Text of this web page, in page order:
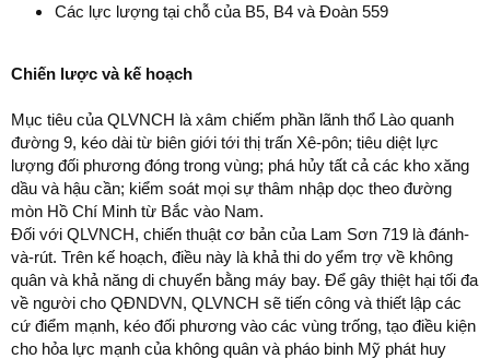
Các lực lượng tại chỗ của B5, B4 và Đoàn 559
Chiến lược và kế hoạch
Mục tiêu của QLVNCH là xâm chiếm phần lãnh thổ Lào quanh
đường 9, kéo dài từ biên giới tới thị trấn Xê-pôn; tiêu diệt lực
lượng đối phương đóng trong vùng; phá hủy tất cả các kho xăng
dầu và hậu cần; kiểm soát mọi sự thâm nhập dọc theo đường
mòn Hồ Chí Minh từ Bắc vào Nam.
Đối với QLVNCH, chiến thuật cơ bản của Lam Sơn 719 là đánh-
và-rút. Trên kế hoạch, điều này là khả thi do yểm trợ về không
quân và khả năng di chuyển bằng máy bay. Để gây thiệt hại tối đa
về người cho QĐNDVN, QLVNCH sẽ tiến công và thiết lập các
cứ điểm mạnh, kéo đối phương vào các vùng trống, tạo điều kiện
cho hỏa lực mạnh của không quân và pháo binh Mỹ phát huy